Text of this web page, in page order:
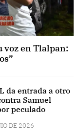
voz en Tlalpan:
da entrada a otro
Samuel
peculado
DE 2026